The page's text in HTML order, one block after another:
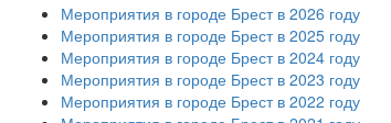
Мероприятия в городе Брест в 2026 году
Мероприятия в городе Брест в 2025 году
Мероприятия в городе Брест в 2024 году
Мероприятия в городе Брест в 2023 году
Мероприятия в городе Брест в 2022 году